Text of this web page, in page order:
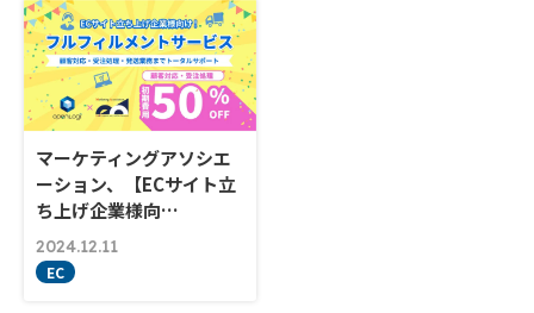
マーケティングアソシエ
ーション、【ECサイト立
ち上げ企業様向…
2024.12.11
EC